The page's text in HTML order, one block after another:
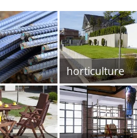
horticulture